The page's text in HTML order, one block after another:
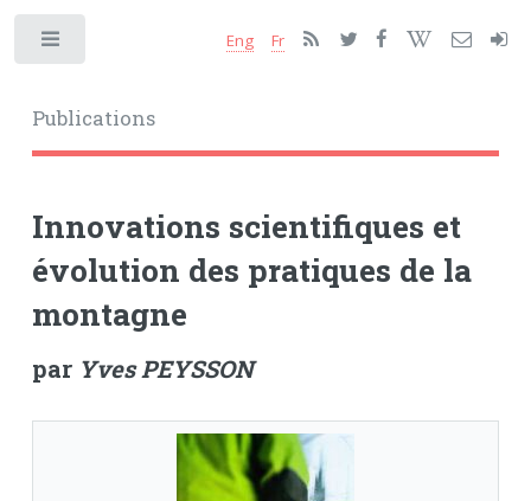
Publications
Eng Fr
Innovations scientifiques et
évolution des pratiques de la
montagne
par Yves PEYSSON